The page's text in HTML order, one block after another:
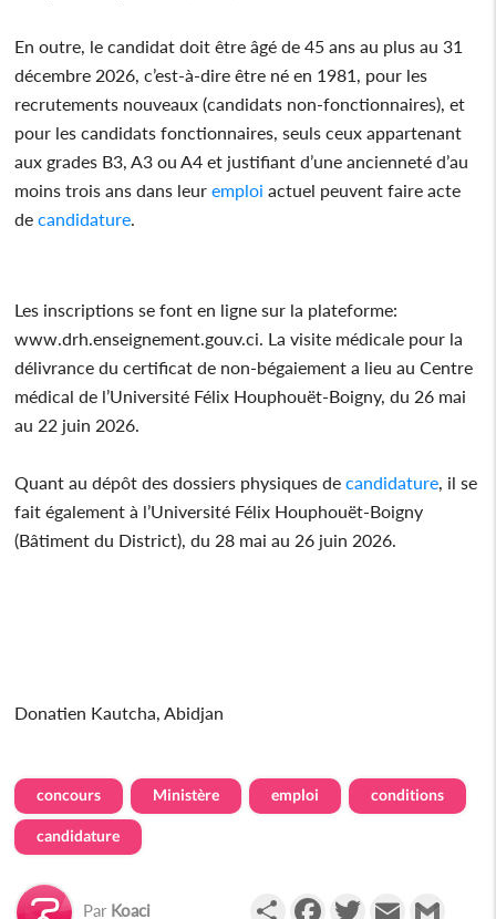
En outre, le candidat doit être âgé de 45 ans au plus au 31
décembre 2026, c’est-à-dire être né en 1981, pour les
recrutements nouveaux (candidats non-fonctionnaires), et
pour les candidats fonctionnaires, seuls ceux appartenant
aux grades B3, A3 ou A4 et justifiant d’une ancienneté d’au
moins trois ans dans leuremploi actuel peuvent faire acte
decandidature
Les inscriptions se font en ligne sur la plateforme:
www.drh.enseignement.gouv.ci. La visite médicale pour la
délivrance du certificat de non-bégaiement a lieu au Centre
médical de l’Université Félix Houphouët-Boigny, du 26 mai
au 22 juin 2026.
Quant au dépôt des dossiers physiques decandidature , il se
fait également à l’Université Félix Houphouët-Boigny
(Bâtiment du District), du 28 mai au 26 juin 2026.
Donatien Kautcha, Abidjan
concours Ministère emploi conditions
candidature
Par Koaci PartagerFacebookTwitterEmail